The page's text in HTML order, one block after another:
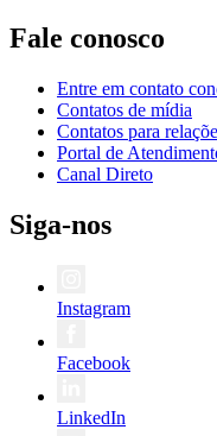
Fale conosco
Entre em contato
Contatos de mídia
Contatos para
Portal de
Canal Direto
Siga-nos
Instagram
Facebook
LinkedIn